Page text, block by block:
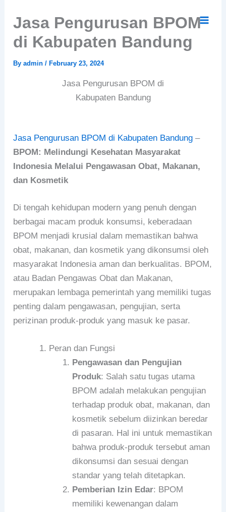
content
Jasa Pengurusan BPOM
di Kabupaten Bandung
Byadmin/February 23, 2024
Jasa Pengurusan BPOM di
Kabupaten Bandung
Jasa Pengurusan BPOM di Kabupaten Bandung –
BPOM: Melindungi Kesehatan Masyarakat
Indonesia Melalui Pengawasan Obat, Makanan,
dan Kosmetik
Di tengah kehidupan modern yang penuh dengan
berbagai macam produk konsumsi, keberadaan
BPOM menjadi krusial dalam memastikan bahwa
obat, makanan, dan kosmetik yang dikonsumsi oleh
masyarakat Indonesia aman dan berkualitas. BPOM,
atau Badan Pengawas Obat dan Makanan,
merupakan lembaga pemerintah yang memiliki tugas
penting dalam pengawasan, pengujian, serta
perizinan produk-produk yang masuk ke pasar.
Peran dan Fungsi
Pengawasan dan Pengujian
Produk: Salah satu tugas utama
BPOM adalah melakukan pengujian
terhadap produk obat, makanan, dan
kosmetik sebelum diizinkan beredar
di pasaran. Hal ini untuk memastikan
bahwa produk-produk tersebut aman
dikonsumsi dan sesuai dengan
standar yang telah ditetapkan.
Pemberian Izin Edar: BPOM
memiliki kewenangan dalam